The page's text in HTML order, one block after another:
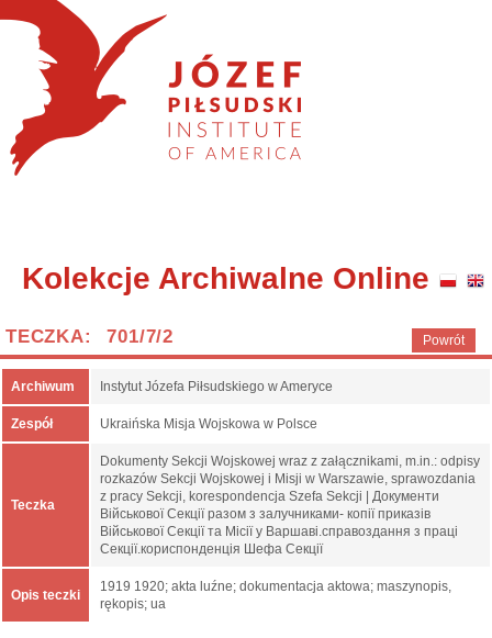
Kolekcje Archiwalne Online
Powrót
TECZKA: 701/7/2
Archiwum Instytut Józefa Piłsudskiego w Ameryce
Zespół Ukraińska Misja Wojskowa w Polsce
Teczka
Dokumenty Sekcji Wojskowej wraz z załącznikami, m.in.: odpisy
rozkazów Sekcji Wojskowej i Misji w Warszawie, sprawozdania
z pracy Sekcji, korespondencja Szefa Sekcji | Документи
Військової Секції разом з залучниками- копії приказів
Військової Секції та Місії у Варшаві.справоздання з праці
Секції.кориспонденція Шефа Секції
Opis teczki
1919 1920; akta luźne; dokumentacja aktowa; maszynopis,
rękopis; ua